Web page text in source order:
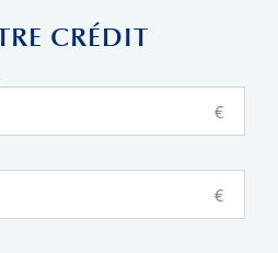
CRÉDIT
€
€